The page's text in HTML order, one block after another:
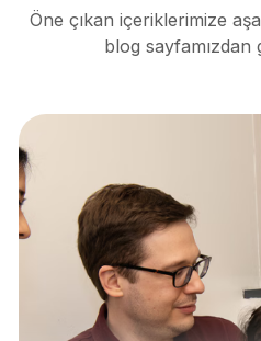
Öne çıkan içeriklerimize
blog sayfamızdan